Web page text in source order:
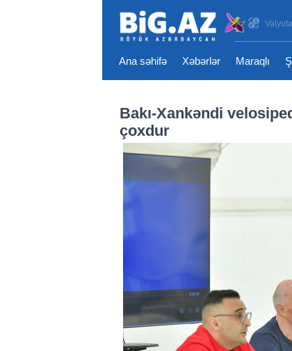
Valyuta
Ana səhifə Xəbərlər Maraqlı
Bakı-Xankəndi
çoxdur